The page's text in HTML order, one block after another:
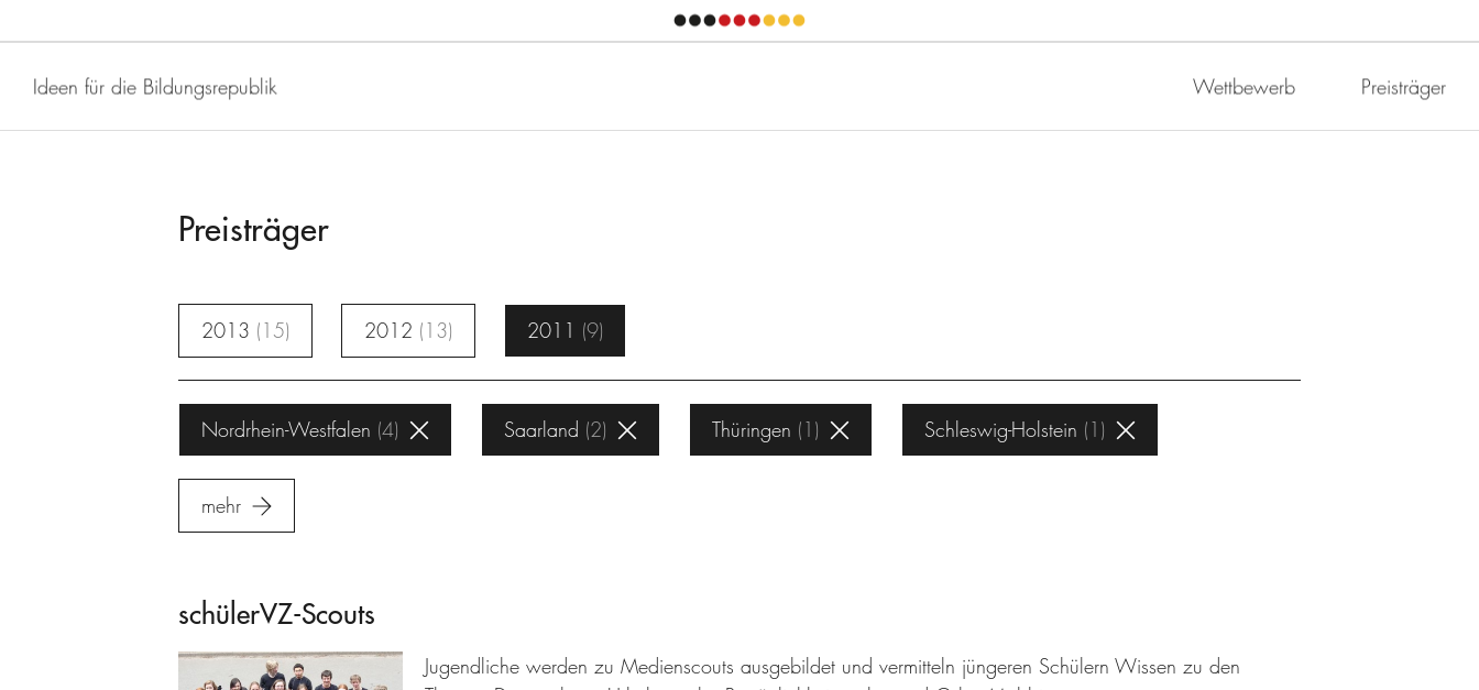
Ideen für die Bildungsrepublik Wettbewerb Preisträger
Preisträger
2013 15 2012 13 2011 9
Nordrhein-Westfalen 4 Saarland 2 Thüringen 1 Schleswig-Holstein 1
mehr
schülerVZ-Scouts
Jugendliche werden zu Medienscouts ausgebildet und vermitteln jüngeren Schülern Wissen zu den